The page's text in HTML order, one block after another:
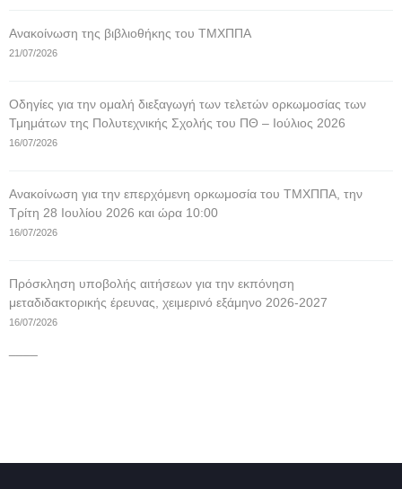
Ανακοίνωση της βιβλιοθήκης του ΤΜΧΠΠΑ
21/07/2026
Οδηγίες για την ομαλή διεξαγωγή των τελετών ορκωμοσίας των
Τμημάτων της Πολυτεχνικής Σχολής του ΠΘ – Ιούλιος 2026
16/07/2026
Ανακοίνωση για την επερχόμενη ορκωμοσία του ΤΜΧΠΠΑ, την
Τρίτη 28 Ιουλίου 2026 και ώρα 10:00
16/07/2026
Πρόσκληση υποβολής αιτήσεων για την εκπόνηση
μεταδιδακτορικής έρευνας, χειμερινό εξάμηνο 2026-2027
16/07/2026